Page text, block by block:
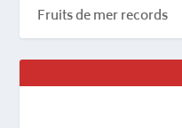
Fruits de mer records